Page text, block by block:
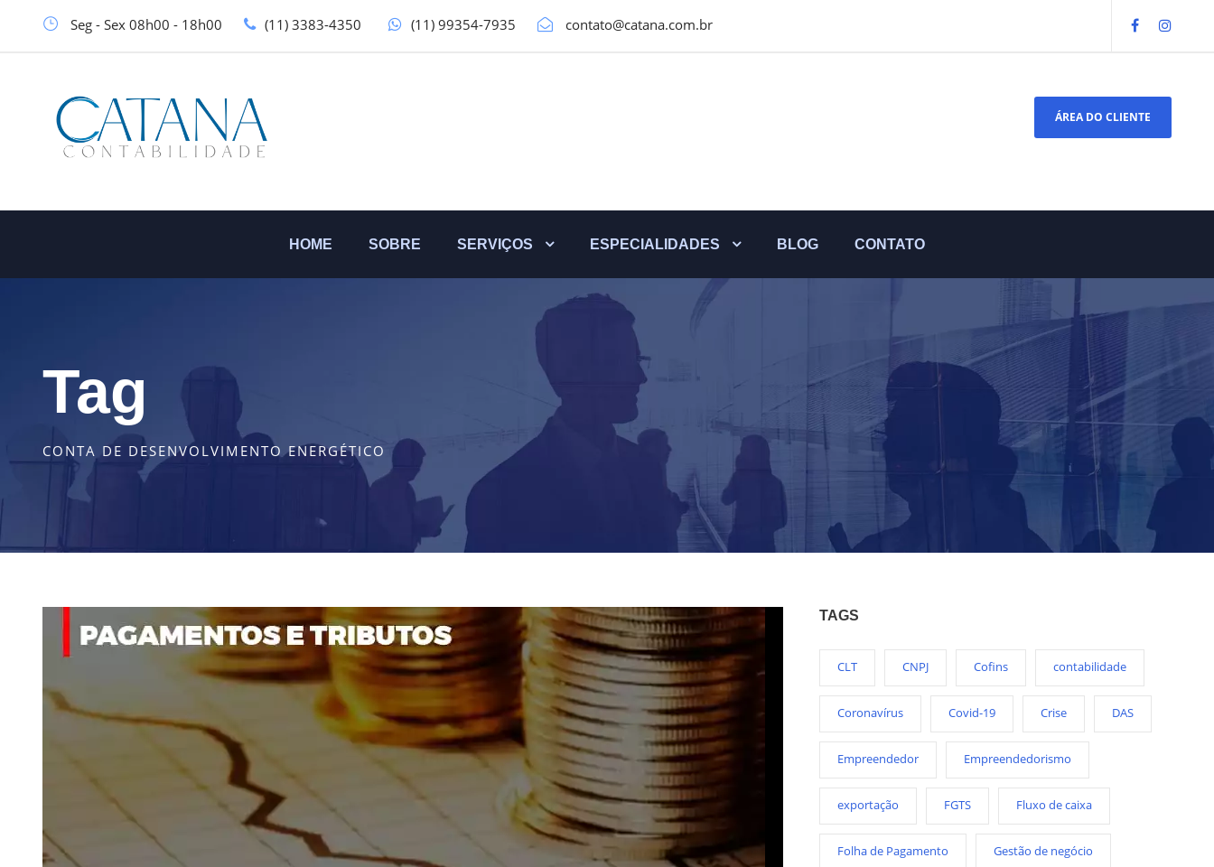
Seg - Sex 08h00 - 18h00 (11) 3383-4350 (11) 99354-7935 contato@catana.com.br
ÁREA DO CLIENTE
HOME SOBRE SERVIÇOS ESPECIALIDADES BLOG CONTATO
Tag
CONTA DE DESENVOLVIMENTO ENERGÉTICO
TAGS
CLT CNPJ Cofins contabilidade
Coronavírus Covid-19 Crise DAS
Empreendedor Empreendedorismo
exportação FGTS Fluxo de caixa
Folha de Pagamento Gestão de negócio